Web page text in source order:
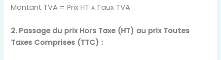
Montant TVA = Prix HT x Taux TVA
2. Passage du prix Hors Taxe (HT) au prix Toutes
Taxes Comprises (TTC) :